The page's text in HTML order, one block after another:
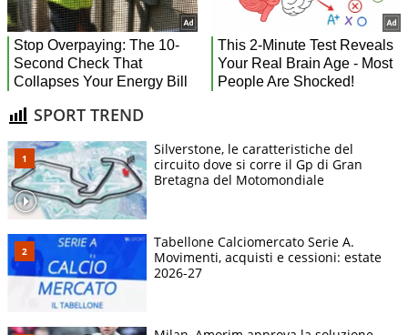
SPORT TREND
Silverstone, le caratteristiche del
circuito dove si corre il Gp di Gran
Bretagna del Motomondiale
Tabellone Calciomercato Serie A.
Movimenti, acquisti e cessioni: estate
2026-27